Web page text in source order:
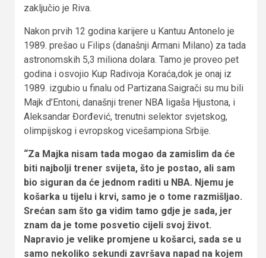
zaključio je Riva.
Nakon prvih 12 godina karijere u Kantuu Antonelo je
1989. prešao u Filips (današnji Armani Milano) za tada
astronomskih 5,3 miliona dolara. Tamo je proveo pet
godina i osvojio Kup Radivoja Koraća,dok je onaj iz
1989. izgubio u finalu od Partizana.Saigrači su mu bili
Majk d’Entoni, današnji trener NBA ligaša Hjustona, i
Aleksandar Đorđević, trenutni selektor svjetskog,
olimpijskog i evropskog vicešampiona Srbije.
“Za Majka nisam tada mogao da zamislim da će
biti najbolji trener svijeta, što je postao, ali sam
bio siguran da će jednom raditi u NBA. Njemu je
košarka u tijelu i krvi, samo je o tome razmišljao.
Srećan sam što ga vidim tamo gdje je sada, jer
znam da je tome posvetio cijeli svoj život.
Napravio je velike promjene u košarci, sada se u
samo nekoliko sekundi završava napad na kojem